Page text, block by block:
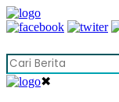
✖